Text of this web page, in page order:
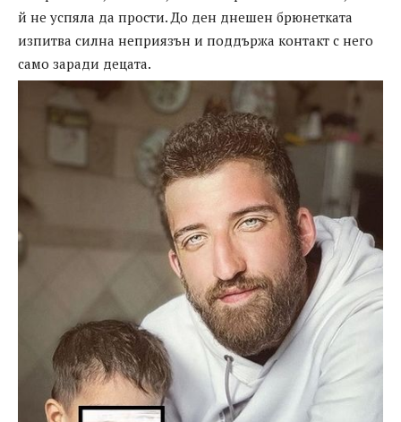
й не успяла да прости. До ден днешен брюнетката
изпитва силна неприязън и поддържа контакт с него
само заради децата.